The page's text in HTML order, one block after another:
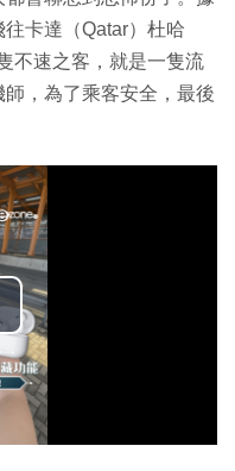
卡達（Qatar）杜哈
不速之客，就是一隻流
，為了乘客安全，最後